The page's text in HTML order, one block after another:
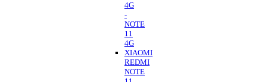
4G
-
NOTE
11
4G
XIAOMI
REDMI
NOTE